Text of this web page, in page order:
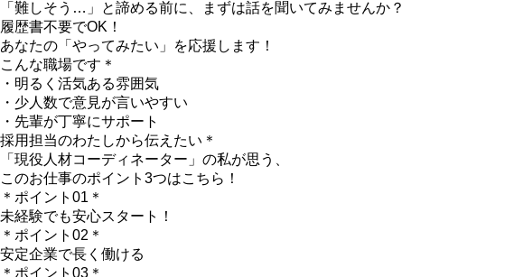
「難しそう…」と諦める前に、まずは話を聞いてみませんか？
履歴書不要でOK！
あなたの「やってみたい」を応援します！
こんな職場です＊
・明るく活気ある雰囲気
・少人数で意見が言いやすい
・先輩が丁寧にサポート
採用担当のわたしから伝えたい＊
「現役人材コーディネーター」の私が思う、
このお仕事のポイント3つはこちら！
＊ポイント01＊
未経験でも安心スタート！
＊ポイント02＊
安定企業で長く働ける
＊ポイント03＊